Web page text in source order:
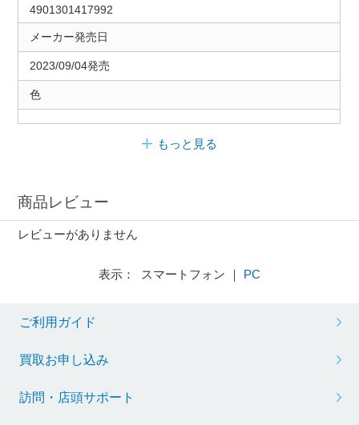
4901301417992
メーカー発売日
2023/09/04発売
色
もっと見る
商品レビュー
レビューがありません
表示： スマートフォン ｜ PC
ご利用ガイド
買取お申し込み
訪問・店頭サポート